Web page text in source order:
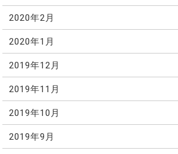
2020年2月
2020年1月
2019年12月
2019年11月
2019年10月
2019年9月